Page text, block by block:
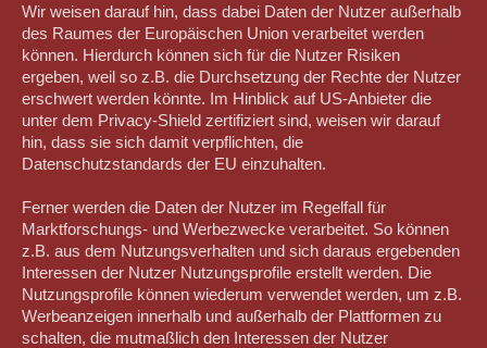
Wir weisen darauf hin, dass dabei Daten der Nutzer außerhalb
des Raumes der Europäischen Union verarbeitet werden
können. Hierdurch können sich für die Nutzer Risiken
ergeben, weil so z.B. die Durchsetzung der Rechte der Nutzer
erschwert werden könnte. Im Hinblick auf US-Anbieter die
unter dem Privacy-Shield zertifiziert sind, weisen wir darauf
hin, dass sie sich damit verpflichten, die
Datenschutzstandards der EU einzuhalten.
Ferner werden die Daten der Nutzer im Regelfall für
Marktforschungs- und Werbezwecke verarbeitet. So können
z.B. aus dem Nutzungsverhalten und sich daraus ergebenden
Interessen der Nutzer Nutzungsprofile erstellt werden. Die
Nutzungsprofile können wiederum verwendet werden, um z.B.
Werbeanzeigen innerhalb und außerhalb der Plattformen zu
schalten, die mutmaßlich den Interessen der Nutzer